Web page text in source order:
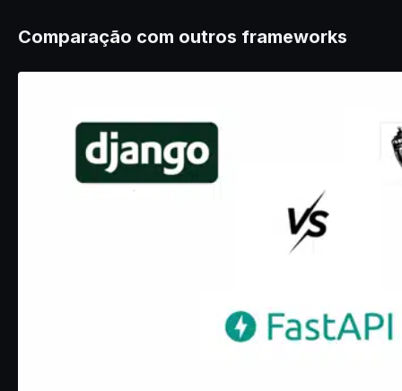
Comparação com outros frameworks